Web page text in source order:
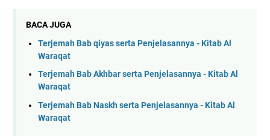
BACA JUGA
Terjemah Bab qiyas serta Penjelasannya - Kitab Al
Waraqat
Terjemah Bab Akhbar serta Penjelasannya - Kitab Al
Waraqat
Terjemah Bab Naskh serta Penjelasannya - Kitab Al
Waraqat